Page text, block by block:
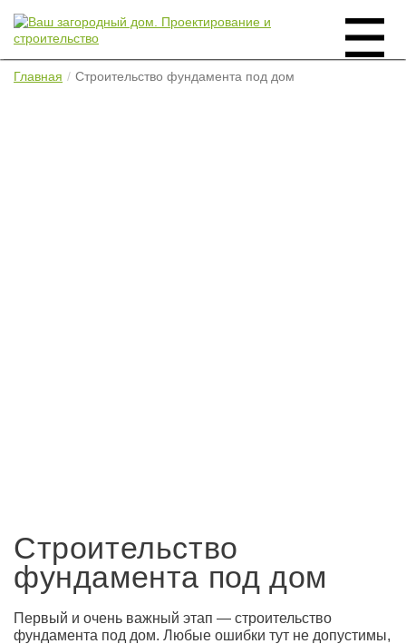
Главная Строительство фундамента под дом
Строительство
фундамента под дом
Первый и очень важный этап — строительство
фундамента под дом. Любые ошибки тут не допустимы,